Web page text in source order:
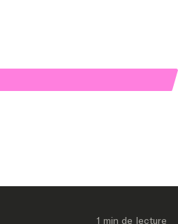
1 min de lecture